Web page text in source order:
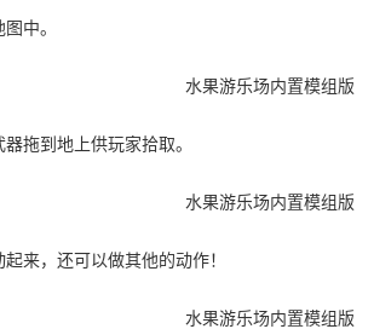
中。
拖到地上供玩家拾取。
来，还可以做其他的动作！